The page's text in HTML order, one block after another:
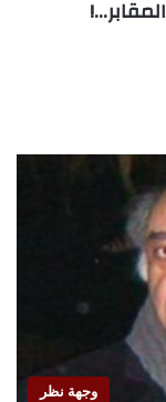
وجهة نظر